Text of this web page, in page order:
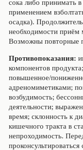
сока либо принимать
применением
осадка).
необходимости приём
Возможны повторные
Противопоказания:
компонентов
повышенное/
адреномиметиками;
возбудимость;
деятельности;
время; склонность к
кишечного тракта в
непроходимость.
проконсультироваться